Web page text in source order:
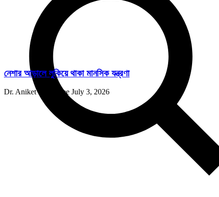
নেশার আড়ালে লুকিয়ে থাকা মানসিক যন্ত্রণা
Dr. Aniket Chatterjee July 3, 2026